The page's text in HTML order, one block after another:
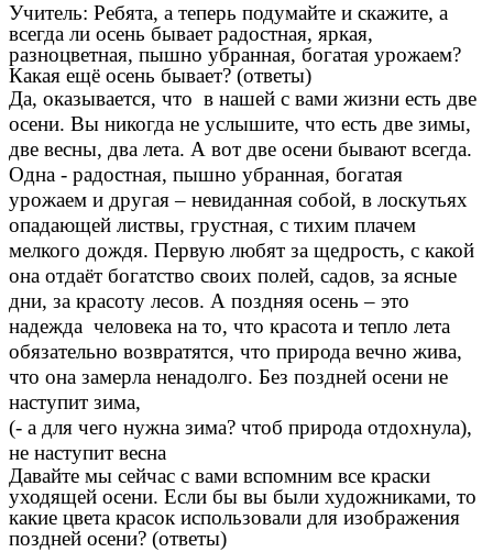
Учитель: Ребята, а теперь подумайте и скажите, а
всегда ли осень бывает радостная, яркая,
разноцветная, пышно убранная, богатая урожаем?
Какая ещё осень бывает? (ответы)
Да, оказывается, что в нашей с вами жизни есть две
осени. Вы никогда не услышите, что есть две зимы,
две весны, два лета. А вот две осени бывают всегда.
Одна - радостная, пышно убранная, богатая
урожаем и другая – невиданная собой, в лоскутьях
опадающей листвы, грустная, с тихим плачем
мелкого дождя. Первую любят за щедрость, с какой
она отдаёт богатство своих полей, садов, за ясные
дни, за красоту лесов. А поздняя осень – это
надежда человека на то, что красота и тепло лета
обязательно возвратятся, что природа вечно жива,
что она замерла ненадолго. Без поздней осени не
наступит зима,
(- а для чего нужна зима? чтоб природа отдохнула),
не наступит весна
Давайте мы сейчас с вами вспомним все краски
уходящей осени. Если бы вы были художниками, то
какие цвета красок использовали для изображения
поздней осени? (ответы)